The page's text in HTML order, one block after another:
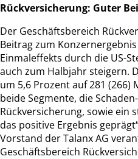
Rückversicherung: Guter
Der Geschäftsbereich
Beitrag zum
Einmaleffekts durch die US-
auch zum Halbjahr steigern.
um 5,6 Prozent auf 281 (266)
beide Segmente, die
Rückversicherung, sowie ein
das positive Ergebnis
Vorstand der Talanx AG
Geschäftsbereich